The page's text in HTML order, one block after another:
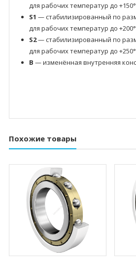
для рабочих температур до
S1 — стабилизированный по
для рабочих температур до
S2— стабилизированный по
для рабочих температур до
B — изменённая внутренняя
Похожие товары